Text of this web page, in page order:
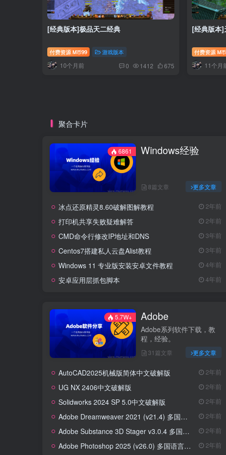
[经典版本]极品天二经典
付费资源 M币99 游戏版本
10个月前 0 1412 675
[经典版本]
付费资源 M币
11个月
聚合卡片
6861 Windows经验
8篇文章 更多文章
冰点还原精灵8.60破解图解教程 2年前
打印机共享失败疑难解答 2年前
CMD命令行修改IP地址和DNS 3年前
Centos7搭建私人云盘Alist教程 3年前
Windows 11 专业版安装安卓文件教程 4年前
安卓应用层抓包脚本 4年前
5.7W+ Adobe
Adobe系列软件下载，教
程，经验。
31篇文章 更多文章
AutoCAD2025机械版简体中文破解版 2年前
UG NX 2406中文破解版 2年前
Solidworks 2024 SP 5.0中文破解版 2年前
Adobe Dreamweaver 2021 (v21.4) 多国语言版本 2年前
Adobe Substance 3D Stager v3.0.4 多国语言版本 2年前
Adobe Photoshop 2025 (v26.0) 多国语言版本 2年前